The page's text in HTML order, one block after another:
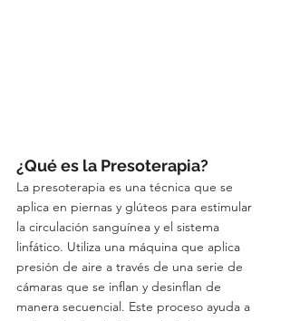
¿Qué es la Presoterapia?
La presoterapia es una técnica que se
aplica en piernas y glúteos para estimular
la circulación sanguínea y el sistema
linfático. Utiliza una máquina que aplica
presión de aire a través de una serie de
cámaras que se inflan y desinflan de
manera secuencial. Este proceso ayuda a